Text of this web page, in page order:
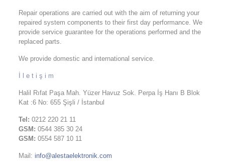
Repair operations are carried out with the aim of returning your
repaired system components to their first day performance. We
provide service guarantee for the operations performed and the
replaced parts.
We provide domestic and international service.
İletişim
Halil Rıfat Paşa Mah. Yüzer Havuz Sok. Perpa İş Hanı B Blok
Kat :6 No: 655 Şişli / İstanbul
Tel: 0212 220 21 11
GSM: 0544 385 30 24
GSM: 0554 587 10 11
Mail: info@alestaelektronik.com